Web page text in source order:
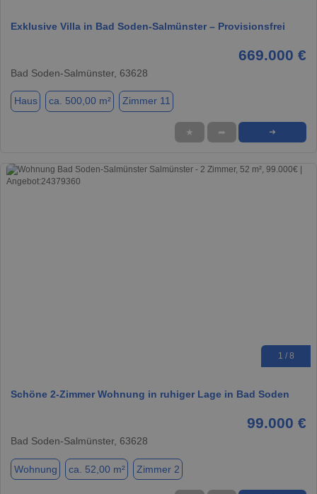
Exklusive Villa in Bad Soden-Salmünster – Provisionsfrei
669.000 €
Bad Soden-Salmünster, 63628
Haus ca. 500,00 m² Zimmer 11
★ ➦ ➜
1 / 8
Schöne 2-Zimmer Wohnung in ruhiger Lage in Bad Soden
99.000 €
Bad Soden-Salmünster, 63628
Wohnung ca. 52,00 m² Zimmer 2